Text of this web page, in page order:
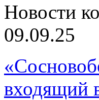
Новости
09.09.25
входящий